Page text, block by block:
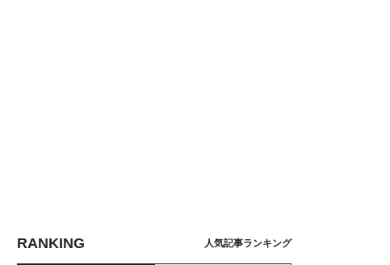
RANKING 人気記事ランキング